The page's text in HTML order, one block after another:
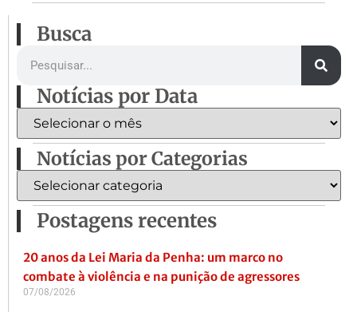
Busca
Notícias por Data
Notícias por Categorias
Postagens recentes
20 anos da Lei Maria da Penha: um marco no
combate à violência e na punição de agressores
07/08/2026